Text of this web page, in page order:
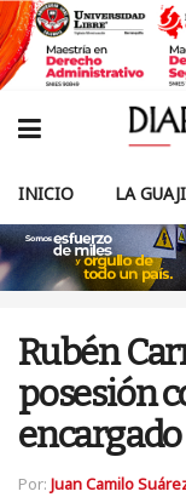
INICIO LA
Rubén
posesión
encargado
Por: Juan Camilo